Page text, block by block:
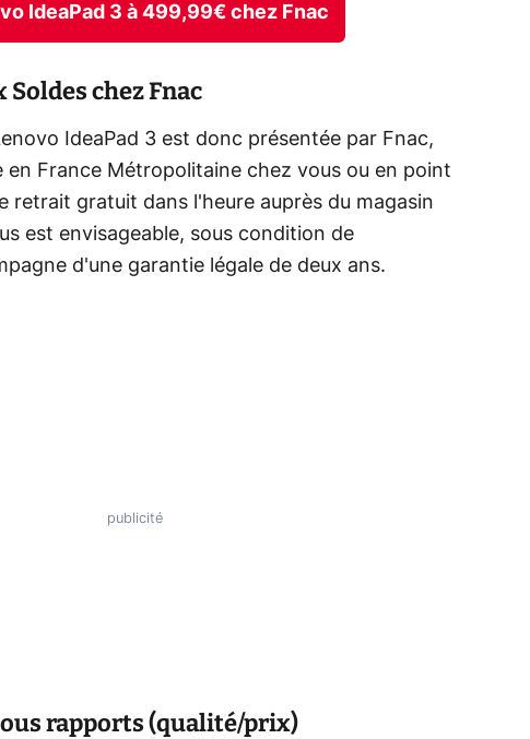
IdeaPad 3 à 499,99€ chez Fnac
Soldes chez Fnac
IdeaPad 3 est donc présentée par Fnac,
en France Métropolitaine chez vous ou en point
retrait gratuit dans l'heure auprès du magasin
est envisageable, sous condition de
d'une garantie légale de deux ans.
rapports (qualité/prix)